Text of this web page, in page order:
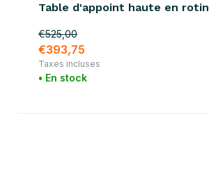
Table d'appoint haute en rotin
€525,00
€393,75
Taxes incluses
• En stock